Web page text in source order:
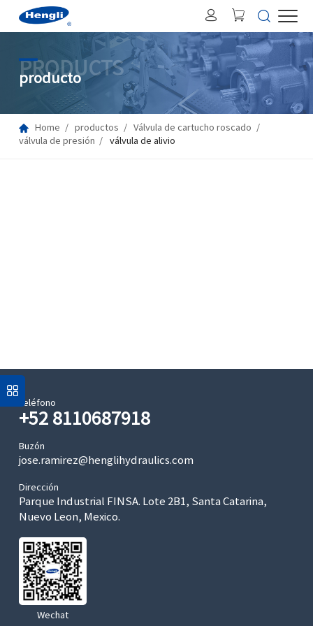
PRODUCTS
producto
Home productos
Válvula de cartucho roscado
válvula de presión
válvula de alivio
Teléfono
+52 8110687918
Buzón
jose.ramirez@henglihydraulics.com
Dirección
Parque Industrial FINSA. Lote 2B1, Santa Catarina,
Nuevo Leon, Mexico.
Wechat